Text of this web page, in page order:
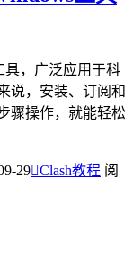
具，广泛应用于科
说，安装、订阅和
骤操作，就能轻松
29Clash教程 阅